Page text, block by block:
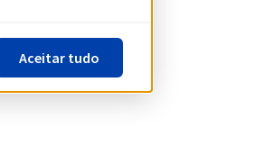
Aceitar tudo